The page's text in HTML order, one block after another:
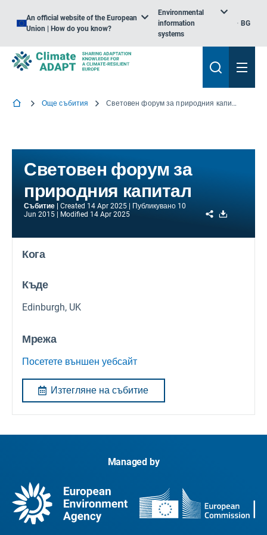
An official website of the European
Union | How do you know?
Environmental
information
systems
BG
Още събития Световен форум за природния капитал
Световен форум за
природния капитал
Събитие Created 14 Apr 2025 Публикувано 10
Jun 2015
Modified 14 Apr 2025 Share
Кога
Къде
Edinburgh, UK
Мрежа
Посетете външен уебсайт
Изтегляне на събитие
Managed by